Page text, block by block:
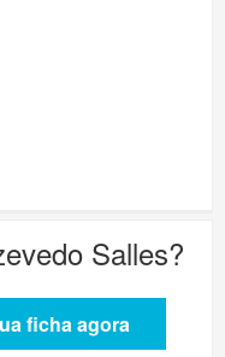
Salles?
ficha agora